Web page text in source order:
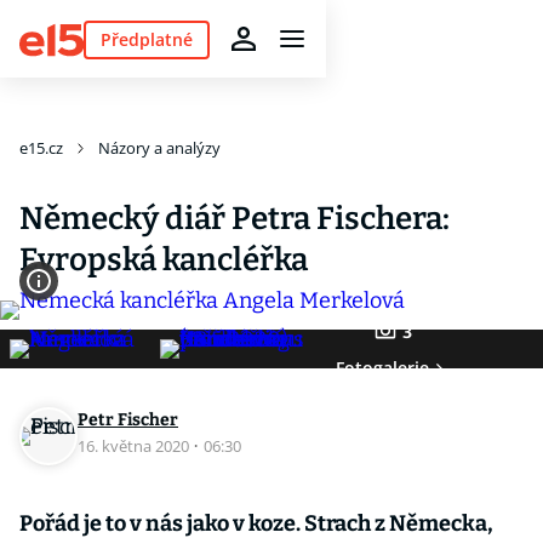
Předplatné
e15.cz Názory a analýzy
Německý diář Petra Fischera:
Evropská kancléřka
3
Fotogalerie
Petr Fischer
16. května 2020 · 06:30
Pořád je to v nás jako v koze. Strach z Německa,